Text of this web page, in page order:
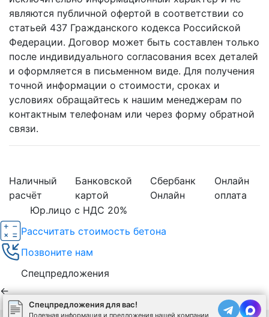
являются публичной офертой в соответствии со
статьей 437 Гражданского кодекса Российской
Федерации. Договор может быть составлен только
после индивидуального согласования всех деталей
и оформляется в письменном виде. Для получения
точной информации о стоимости, сроках и
условиях обращайтесь к нашим менеджерам по
контактным телефонам или через форму обратной
связи.
Наличный
расчёт
Банковской
картой
Сбербанк
Онлайн
Онлайн
оплата
Юр.лицо с НДС 20%
Спецпредложения для вас!
Полезная информация и предложения нашей компании
Рассчитать стоимость бетона
Позвоните нам
Спецпредложения
←